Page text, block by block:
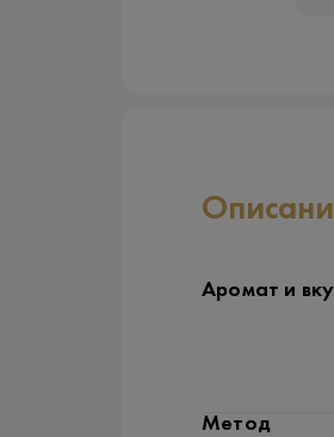
Аромат и
Метод